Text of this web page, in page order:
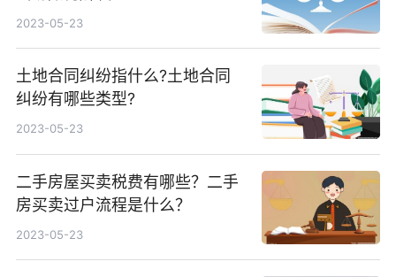
2023-05-23
土地合同纠纷指什么?土地合同
纠纷有哪些类型?
2023-05-23
二手房屋买卖税费有哪些？二手
房买卖过户流程是什么？
2023-05-23